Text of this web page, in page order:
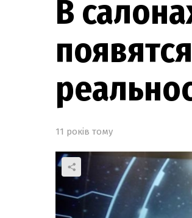
В
11 років тому